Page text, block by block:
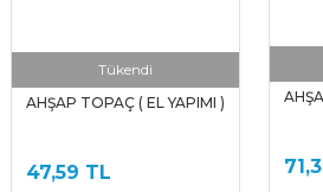
Tükendi
AHŞAP TOPAÇ ( EL YAPIMI )
47,59 TL